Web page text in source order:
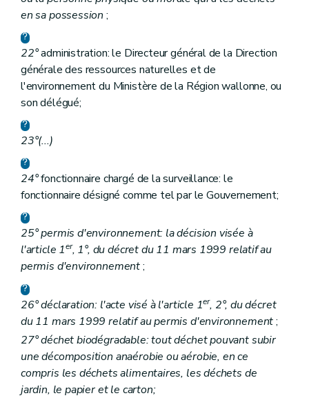
en sa possession ;
22°administration: le Directeur général de la Direction
générale des ressources naturelles et de
l'environnement du Ministère de la Région wallonne, ou
son délégué;
23°(...)
24°fonctionnaire chargé de la surveillance: le
fonctionnaire désigné comme tel par le Gouvernement;
25° permis d'environnement: la décision visée à
l'article 1er, 1°, du décret du 11 mars 1999 relatif au
permis d'environnement;
26° déclaration: l'acte visé à l'article 1er, 2°, du décret
du 11 mars 1999 relatif au permis d'environnement;
27° déchet biodégradable: tout déchet pouvant subir
une décomposition anaérobie ou aérobie, en ce
compris les déchets alimentaires, les déchets de
jardin, le papier et le carton;